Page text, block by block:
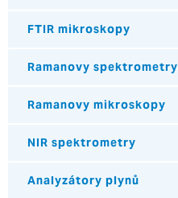
FTIR mikroskopy
Ramanovy spektrometry
Ramanovy mikroskopy
NIR spektrometry
Analyzátory plynů